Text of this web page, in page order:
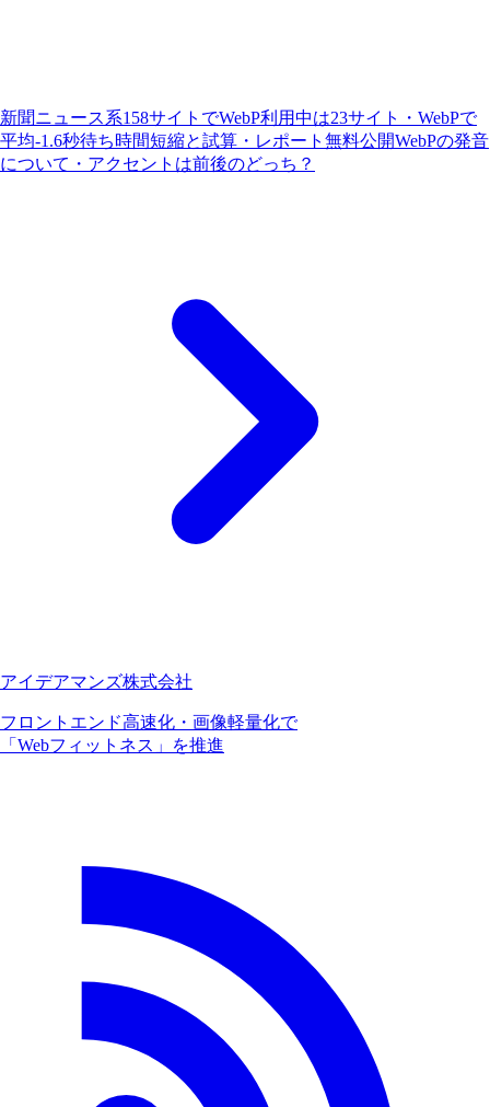
新聞ニュース系158サイトでWebP利用中は23サイト・WebPで
平均-1.6秒待ち時間短縮と試算・レポート無料公開WebPの発音
について・アクセントは前後のどっち？
アイデアマンズ株式会社
フロントエンド高速化・画像軽量化で
「Webフィットネス」を推進